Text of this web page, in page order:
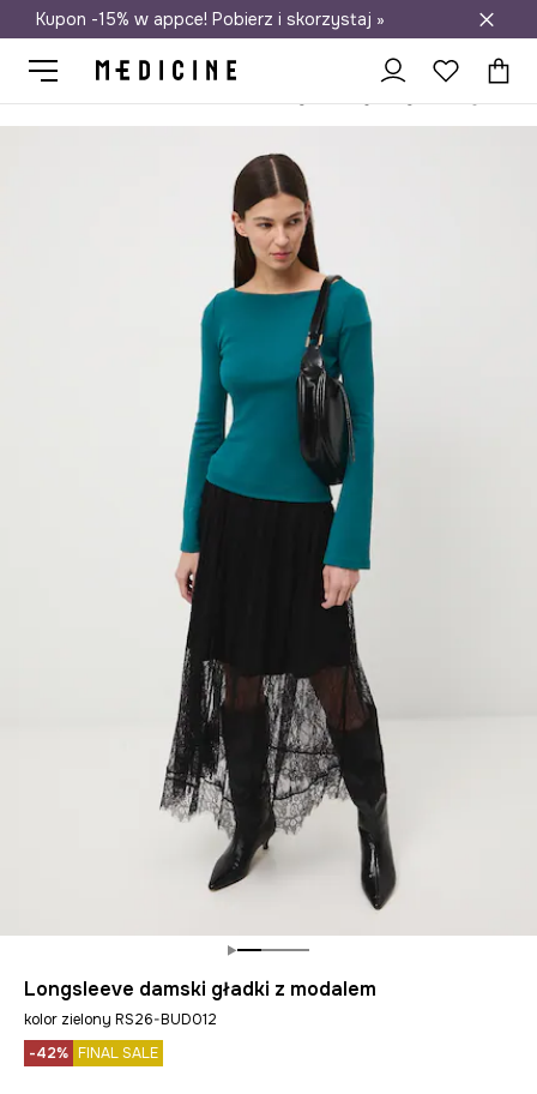
Darmowa dostawa do salonów
Kupon -15% w appce! Pobierz i skorzystaj »
Longsleeve damski gładki z modalem
kolor zielony RS26-BUD012
-42% FINAL SALE